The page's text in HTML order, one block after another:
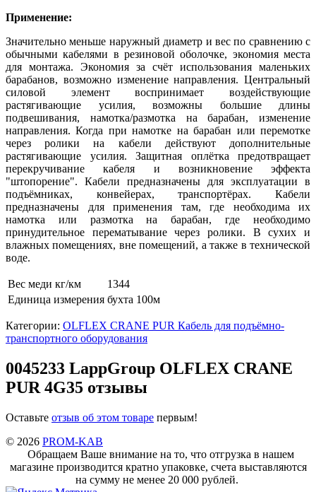
Применение:
Значительно меньше наружный диаметр и вес по сравнению с
обычными кабелями в резиновой оболочке, экономия места
для монтажа. Экономия за счёт использования маленьких
барабанов, возможно изменение направления. Центральный
силовой элемент воспринимает воздействующие
растягивающие усилия, возможны большие длины
подвешивания, намотка/размотка на барабан, изменение
направления. Когда при намотке на барабан или перемотке
через ролики на кабели действуют дополнительные
растягивающие усилия. Защитная оплётка предотвращает
перекручивание кабеля и возникновение эффекта
"штопорение". Кабели предназначены для эксплуатации в
подъёмниках, конвейерах, транспортёрах. Кабели
предназначены для применения там, где необходима их
намотка или размотка на барабан, где необходимо
принудительное перематывание через ролики. В сухих и
влажных помещениях, вне помещений, а также в технической
воде.
Вес меди кг/км
1344
Единица измерения бухта 100м
Категории: OLFLEX CRANE PUR Кабель для подъёмно-
транспортного оборудования
0045233 LappGroup OLFLEX CRANE
PUR 4G35 отзывы
Оставьте отзыв об этом товаре первым!
© 2026 PROM-KAB
Обращаем Ваше внимание на то, что отгрузка в нашем
магазине производится кратно упаковке, счета выставляются
на сумму не менее 20 000 рублей.